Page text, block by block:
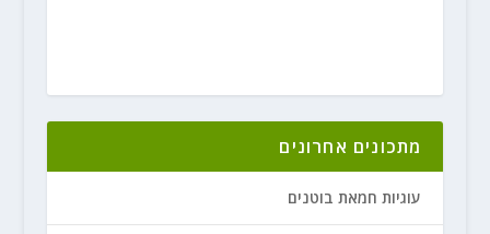
מתכונים אחרונים
עוגיות חמאת בוטנים